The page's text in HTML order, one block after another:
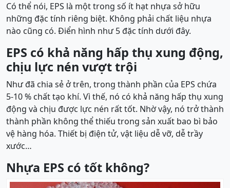
Có thể nói, EPS là một trong số ít hạt nhựa sở hữu
những đặc tính riêng biệt. Không phải chất liệu nhựa
nào cũng có. Điển hình như 5 đặc tính dưới đây.
EPS có khả năng hấp thụ xung động,
chịu lực nén vượt trội
Như đã chia sẻ ở trên, trong thành phần của EPS chứa
5-10 % chất tạo khí. Vì thế, nó có khả năng hấp thụ xung
động và chịu được lực nén rất tốt. Nhờ vậy, nó trở thành
thành phần không thể thiếu trong sản xuất bao bì bảo
vệ hàng hóa. Thiết bị điện tử, vật liệu dễ vỡ, dễ trầy
xước…
Nhựa EPS có tốt không?